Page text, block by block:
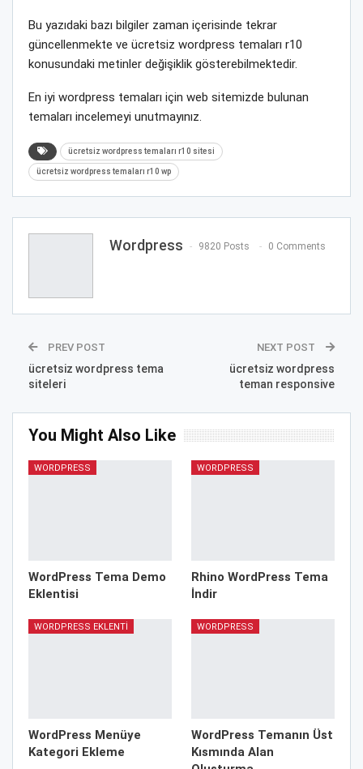
Bu yazıdaki bazı bilgiler zaman içerisinde tekrar
güncellenmekte ve ücretsiz wordpress temaları r10
konusundaki metinler değişiklik gösterebilmektedir.
En iyi wordpress temaları için web sitemizde bulunan
temaları incelemeyi unutmayınız.
ücretsiz wordpress temaları r10 sitesi
ücretsiz wordpress temaları r10 wp
Wordpress 9820 Posts 0 Comments
PREV POST
ücretsiz wordpress tema
siteleri
NEXT POST
ücretsiz wordpress
teman responsive
You Might Also Like
WORDPRESS
WordPress Tema Demo
Eklentisi
WORDPRESS
Rhino WordPress Tema
İndir
WORDPRESS EKLENTI
WordPress Menüye
Kategori Ekleme
WORDPRESS
WordPress Temanın Üst
Kısmında Alan